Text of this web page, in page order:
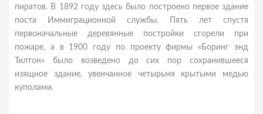
пиратов. В 1892 году здесь было построено первое здание
поста Иммиграционной службы. Пять лет спустя
первоначальные деревянные постройки сгорели при
пожаре, а в 1900 году по проекту фирмы «Боринг энд
Тилтон» было возведено до сих пор сохранившееся
изящное здание, увенчанное четырьмя крытыми медью
куполами.